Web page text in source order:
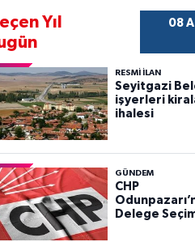
Yıl
08
RESMİ İLAN
Seyitgazi
işyerleri
ihalesi
GÜNDEM
CHP
Delege